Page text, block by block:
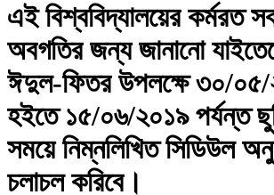
এই বিশ্ববিদ্যালয়ের কর্মরত
অবগতির জন্য জানানো
ঈদুল-ফিতর উপলক্ষে ৩০/০৫/
হইতে ১৫/০৬/২০১৯ পর্যন্ত
সময়ে নিম্নলিখিত সিডিউল
চলাচল করিবে।